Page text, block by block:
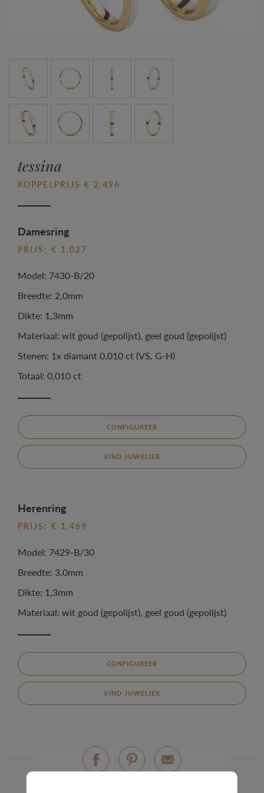
tessina
KOPPELPRIJS € 2.496
Damesring
PRIJS: € 1.027
Model: 7430-B/20
Breedte: 2,0mm
Dikte: 1,3mm
Materiaal: wit goud (gepolijst), geel goud (gepolijst)
Stenen: 1x diamant 0,010 ct (VS, G-H)
Totaal: 0,010 ct
CONFIGUREER
VIND JUWELIER
Herenring
PRIJS: € 1.469
Model: 7429-B/30
Breedte: 3,0mm
Dikte: 1,3mm
Materiaal: wit goud (gepolijst), geel goud (gepolijst)
CONFIGUREER
VIND JUWELIER